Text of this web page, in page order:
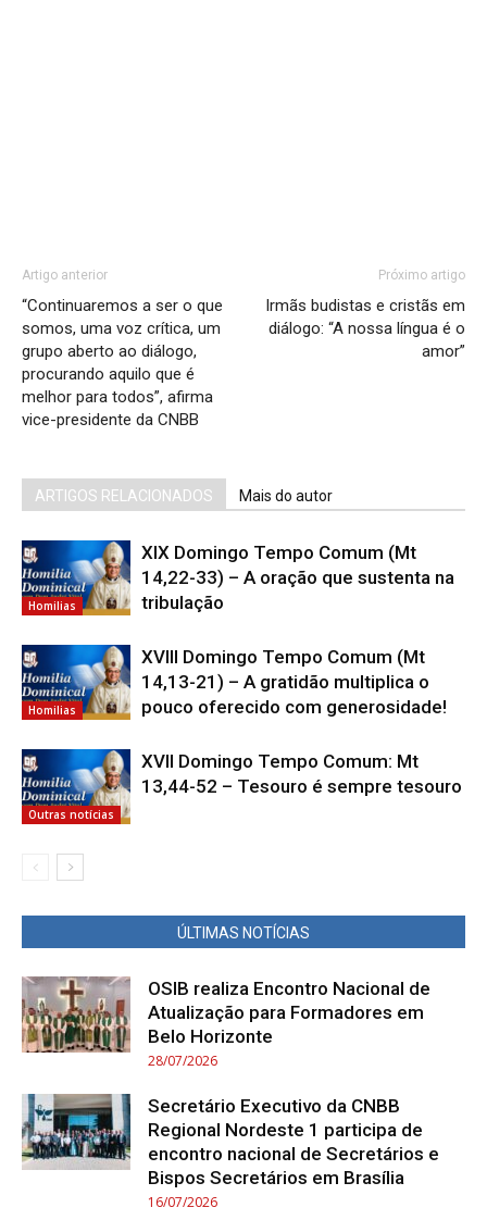
Artigo anterior
“Continuaremos a ser o que
somos, uma voz crítica, um
grupo aberto ao diálogo,
procurando aquilo que é
melhor para todos”, afirma
vice-presidente da CNBB
Próximo artigo
Irmãs budistas e cristãs em
diálogo: “A nossa língua é o
amor”
ARTIGOS RELACIONADOS Mais do autor
Homilias
XIX Domingo Tempo Comum (Mt
14,22-33) – A oração que sustenta na
tribulação
Homilias
XVIII Domingo Tempo Comum (Mt
14,13-21) – A gratidão multiplica o
pouco oferecido com generosidade!
Outras notícias
XVII Domingo Tempo Comum: Mt
13,44-52 – Tesouro é sempre tesouro
ÚLTIMAS NOTÍCIAS
OSIB realiza Encontro Nacional de
Atualização para Formadores em
Belo Horizonte
28/07/2026
Secretário Executivo da CNBB
Regional Nordeste 1 participa de
encontro nacional de Secretários e
Bispos Secretários em Brasília
16/07/2026